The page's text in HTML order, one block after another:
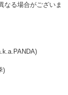
なる場合がございま
)